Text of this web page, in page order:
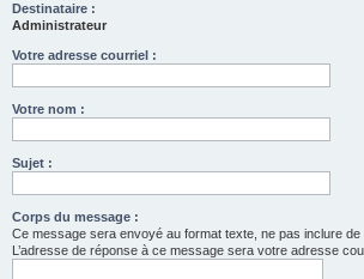
Destinataire :
Administrateur
Votre adresse courriel :
Votre nom :
Sujet :
Corps du message :
Ce message sera envoyé au format texte, ne pas inclure de
L’adresse de réponse à ce message sera votre adresse